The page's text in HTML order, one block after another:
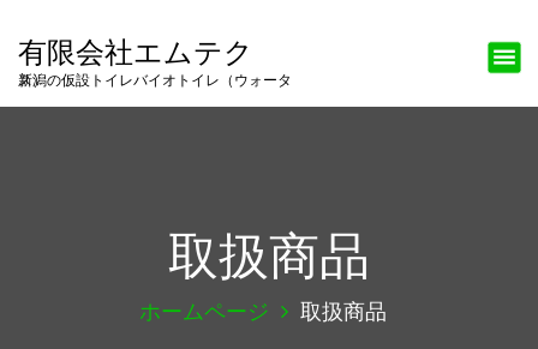
有限会社エムテク
新潟の仮設トイレバイオトイレ（ウォータス）
取扱商品
ホームページ 取扱商品